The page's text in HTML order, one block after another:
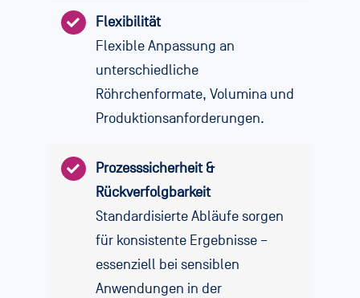
Flexibilität
Flexible Anpassung an
unterschiedliche
Röhrchenformate, Volumina und
Produktionsanforderungen.
Prozesssicherheit &
Rückverfolgbarkeit
Standardisierte Abläufe sorgen
für konsistente Ergebnisse –
essenziell bei sensiblen
Anwendungen in der